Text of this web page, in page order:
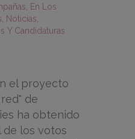
, En Los
, Noticias,
Y Candidaturas
el proyecto
de
ha obtenido
de los votos